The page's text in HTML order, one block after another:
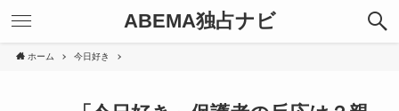
ABEMA独占ナビ
ホーム 今日好き